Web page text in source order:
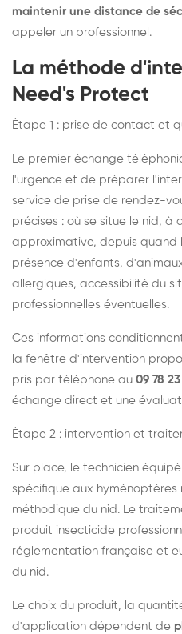
maintenir une distance de
appeler un professionnel.
La méthode
Need's Protect
Étape 1 : prise de contact et
Le premier échange
l'urgence et de préparer
service de prise de rendez-
précises : où se situe le nid, à
approximative, depuis
présence d'enfants,
allergiques, accessibilité du
professionnelles éventuelles.
Ces informations
la fenêtre d'intervention
pris par téléphone au 09 78
échange direct et une
Étape 2 : intervention et
Sur place, le technicien
spécifique aux hyménoptères
méthodique du nid. Le
produit insecticide
réglementation française et
du nid.
Le choix du produit, la
d'application dépendent de